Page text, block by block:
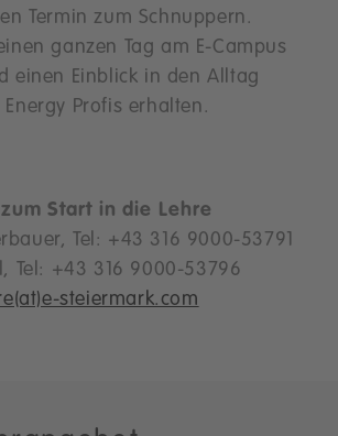
Termin zum Schnuppern.
ganzen Tag am E-Campus
einen Einblick in den Alltag
Profis erhalten.
Start in die Lehre
Tel: +43 316 9000-53791
Tel: +43 316 9000-53796
steiermark.com